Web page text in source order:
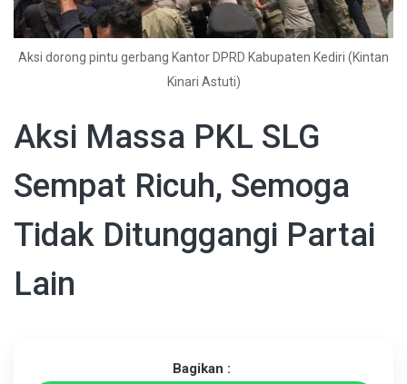
Aksi dorong pintu gerbang Kantor DPRD Kabupaten Kediri (Kintan
Kinari Astuti)
Aksi Massa PKL SLG
Sempat Ricuh, Semoga
Tidak Ditunggangi Partai
Lain
Bagikan :